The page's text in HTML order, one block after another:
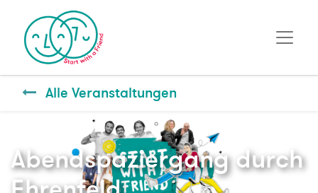
Alle Veranstaltungen
Abendspaziergang durch